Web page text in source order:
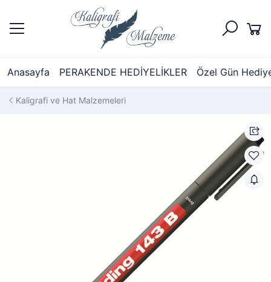
Anasayfa PERAKENDE HEDİYELİKLER Özel Gün
Kaligrafi ve Hat Malzemeleri